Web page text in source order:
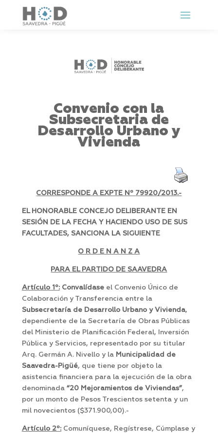
Convenio con la
Subsecretaria de
Desarrollo Urbano y
Vivienda
CORRESPONDE A EXPTE Nº 79920/2013.-
EL HONORABLE CONCEJO DELIBERANTE EN
SESIÓN DE LA FECHA Y HACIENDO USO DE SUS
FACULTADES, SANCIONA LA SIGUIENTE
O R D E N A N Z A
PARA EL PARTIDO DE SAAVEDRA
Artículo1º:Convalídaseel Convenio Único de
Colaboración y Transferencia entre la
Subsecretaría de Desarrollo Urbano y Vivienda,
dependiente de la Secretaría de Obras Públicas
del Ministerio de Planificación Federal, Inversión
Pública y Servicios, representado por su titular
Arq. Germán A. Nivello y la Municipalidad de
Saavedra-Pigüé, que tiene por objeto la
asistencia financiera para la ejecución de la obra
denominada “20 Mejoramientos de Viviendas”,
por un monto de Pesos Trescientos setenta y un
mil novecientos ($371.900,00).-
Artículo2º:Comuníquese, Regístrese, Cúmplase y